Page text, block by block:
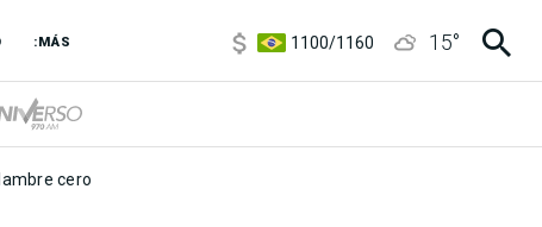
:MÁS
1100/1160
15°
cero